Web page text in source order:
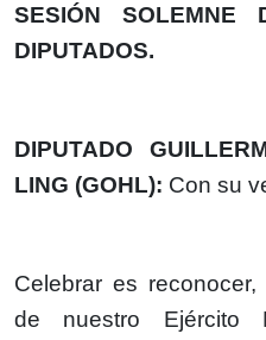
SESIÓN
DIPUTADOS.
DIPUTADO
LING (GOHL): Con su
Celebrar es
de nuestro Ejército